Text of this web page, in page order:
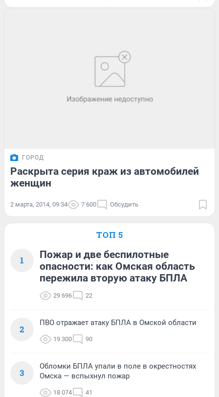
ГОРОД
Раскрыта серия краж из автомобилей
женщин
2 марта, 2014, 09:34 7 600 Обсудить
ТОП 5
1
Пожар и две беспилотные
опасности: как Омская область
пережила вторую атаку БПЛА
29 696 22
2
ПВО отражает атаку БПЛА в Омской области
19 300 90
3
Обломки БПЛА упали в поле в окрестностях
Омска — вспыхнул пожар
18 074 41